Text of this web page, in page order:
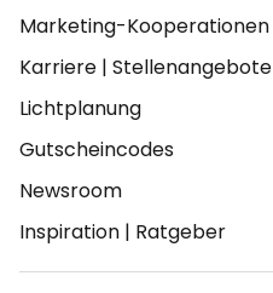
Marketing-Kooperationen
Karriere | Stellenangebote
Lichtplanung
Gutscheincodes
Newsroom
Inspiration | Ratgeber